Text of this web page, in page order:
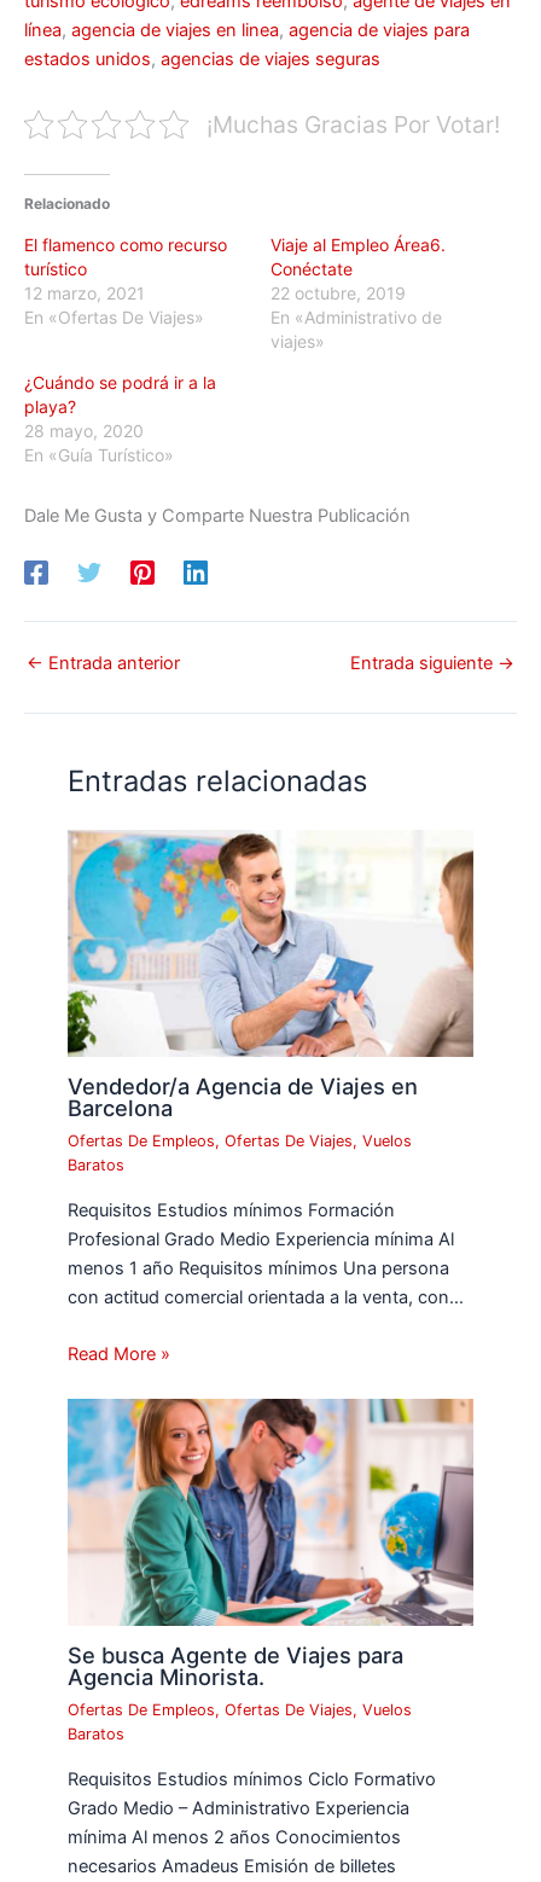
línea, agencia de viajes en linea, agencia de viajes para
estados unidos, agencias de viajes seguras
¡Muchas Gracias Por Votar!
Relacionado
El flamenco como recurso
turístico
12 marzo, 2021
En «Ofertas De Viajes»
Viaje al Empleo Área6.
Conéctate
22 octubre, 2019
En «Administrativo de
viajes»
¿Cuándo se podrá ir a la
playa?
28 mayo, 2020
En «Guía Turístico»
Dale Me Gusta y Comparte Nuestra Publicación
← Entrada anterior Entrada siguiente →
Entradas relacionadas
Vendedor/a Agencia de Viajes en
Barcelona
Ofertas De Empleos,Ofertas De Viajes,Vuelos
Baratos
Requisitos Estudios mínimos Formación
Profesional Grado Medio Experiencia mínima Al
menos 1 año Requisitos mínimos Una persona
con actitud comercial orientada a la venta, con…
Read More »
Se busca Agente de Viajes para
Agencia Minorista.
Ofertas De Empleos,Ofertas De Viajes,Vuelos
Baratos
Requisitos Estudios mínimos Ciclo Formativo
Grado Medio – Administrativo Experiencia
mínima Al menos 2 años Conocimientos
necesarios Amadeus Emisión de billetes